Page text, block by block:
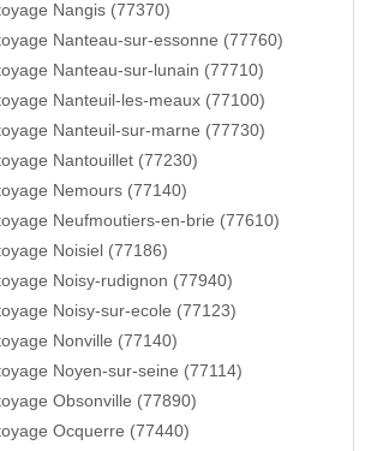
Nangis (77370)
Nanteau-sur-essonne (77760)
Nanteau-sur-lunain (77710)
Nanteuil-les-meaux (77100)
Nanteuil-sur-marne (77730)
Nantouillet (77230)
Nemours (77140)
Neufmoutiers-en-brie (77610)
Noisiel (77186)
Noisy-rudignon (77940)
Noisy-sur-ecole (77123)
Nonville (77140)
Noyen-sur-seine (77114)
Obsonville (77890)
Ocquerre (77440)